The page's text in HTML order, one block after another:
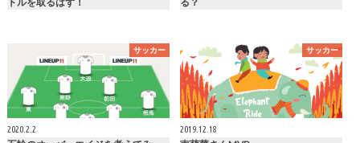
サッカー
2020.2.2
サッカー
2019.12.18